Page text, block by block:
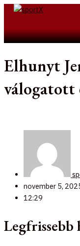
Skip
Elhunyt
válogatott
november 5,
12:29